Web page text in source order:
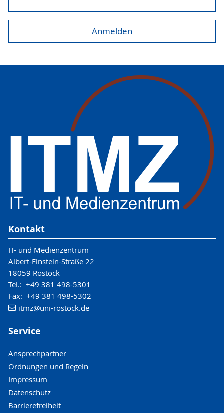
Kontakt
IT- und Medienzentrum
Albert-Einstein-Straße 22
18059 Rostock
Tel.: +49 381 498-5301
Fax: +49 381 498-5302
itmz@uni-rostock.de
Service
Ansprechpartner
Ordnungen und Regeln
Impressum
Datenschutz
Barrierefreiheit